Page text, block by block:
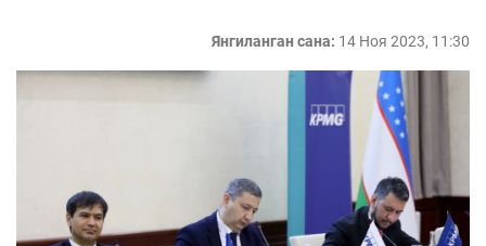
Янгиланган сана: 14 Ноя 2023, 11:30